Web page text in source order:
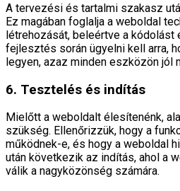
A tervezési és tartalmi szakasz
Ez magában foglalja a weboldal
létrehozását, beleértve a kódolást
fejlesztés során ügyelni kell arra,
legyen, azaz minden eszközön jól
6. Tesztelés és indítás
Mielőtt a weboldalt élesítenénk,
szükség. Ellenőrizzük, hogy a
működnek-e, és hogy a weboldal
után következik az indítás, ahol a
válik a nagyközönség számára.